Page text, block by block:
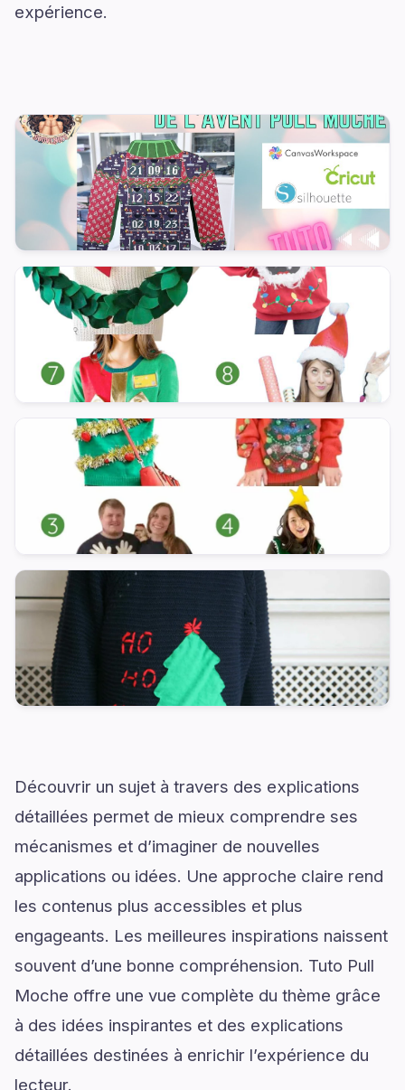
expérience.
Découvrir un sujet à travers des explications
détaillées permet de mieux comprendre ses
mécanismes et d’imaginer de nouvelles
applications ou idées. Une approche claire rend
les contenus plus accessibles et plus
engageants. Les meilleures inspirations naissent
souvent d’une bonne compréhension. Tuto Pull
Moche offre une vue complète du thème grâce
à des idées inspirantes et des explications
détaillées destinées à enrichir l’expérience du
lecteur.